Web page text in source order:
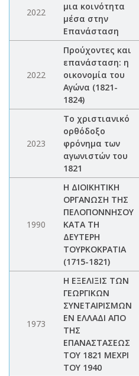
2022
μια κοινότητα
μέσα στην
Επανάσταση
2022
Προύχοντες και
επανάσταση: η
οικονομία του
Αγώνα (1821-
1824)
2023
Το χριστιανικό
ορθόδοξο
φρόνημα των
αγωνιστών του
1821
1990
Η ΔΙΟΙΚΗΤΙΚΗ
ΟΡΓΑΝΩΣΗ ΤΗΣ
ΠΕΛΟΠΟΝΝΗΣΟΥ
ΚΑΤΑ ΤΗ
ΔΕΥΤΕΡΗ
ΤΟΥΡΚΟΚΡΑΤΙΑ
(1715-1821)
1973
Η ΕΞΕΛΙΞΙΣ ΤΩΝ
ΓΕΩΡΓΙΚΩΝ
ΣΥΝΕΤΑΙΡΙΣΜΩΝ
ΕΝ ΕΛΛΑΔΙ ΑΠΟ
ΤΗΣ
ΕΠΑΝΑΣΤΑΣΕΩΣ
ΤΟΥ 1821 ΜΕΧΡΙ
ΤΟΥ 1940